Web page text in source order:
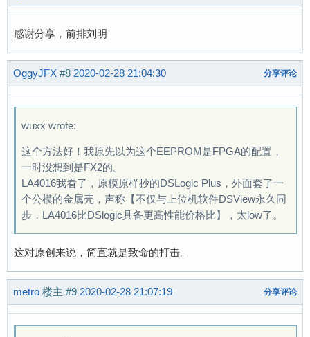
感谢分享，前排刘明
OggyJFX #8 2020-02-28 21:04:30 分享评论
wuxx wrote:
这个方法好！我原先以为这个EEPROM是FPGA的配置，
一时没想到是FX2的。
LA4016我看了，原模原样抄的DSLogic Plus，外面套了一
个公模的金属壳，声称【不仅与上位机软件DSView永久同
步，LA4016比DSlogic具备更高性能价格比】，太low了。
这对原创来说，简直就是致命的打击。
metro 楼主 #9 2020-02-28 21:07:19 分享评论